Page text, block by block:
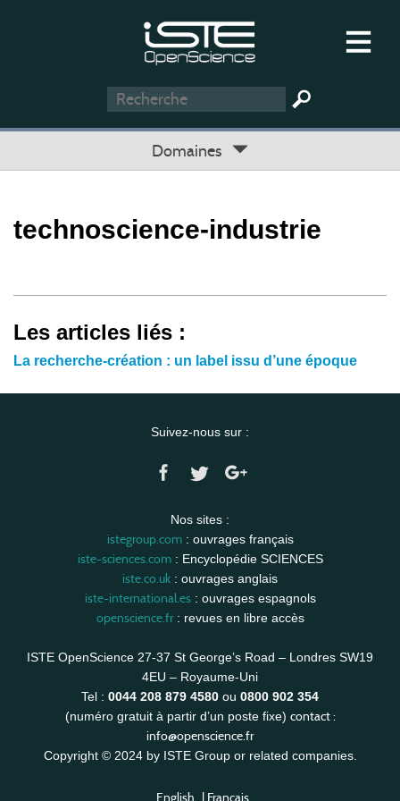
Domaines
technoscience-industrie
Les articles liés :
La recherche-création : un label issu d’une époque
Suivez-nous sur :
Nos sites :
istegroup.com: ouvrages français
iste-sciences.com: Encyclopédie SCIENCES
iste.co.uk : ouvrages anglais
iste-international.es: ouvrages espagnols
openscience.fr: revues en libre accès
ISTE OpenScience 27-37 St George’s Road – Londres SW19
4EU – Royaume-Uni
Tel : 0044 208 879 4580 ou 0800 902 354
(numéro gratuit à partir d’un poste fixe) contact :
info@openscience.fr
Copyright © 2024 by ISTE Group or related companies.
English | Français